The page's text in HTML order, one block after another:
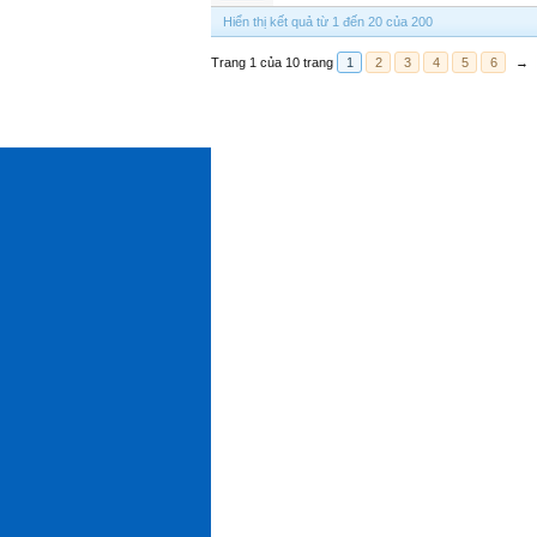
Hiển thị kết quả từ 1 đến 20 của 200
Trang 1 của 10 trang 1 2 3 4 5 6 →